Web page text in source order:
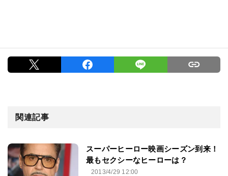
関連記事
スーパーヒーロー映画シーズン到来！
最もセクシーなヒーローは？
2013/4/29 12:00